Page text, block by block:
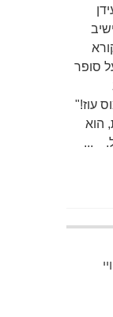
סופר
עוז!"
ל-36 שפות, הוא
...